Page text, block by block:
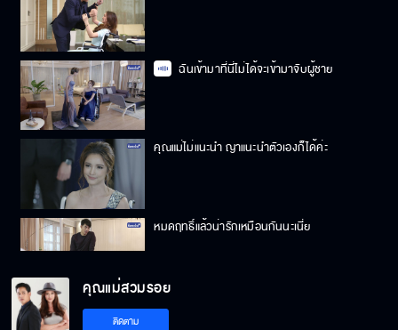
ฉันเข้ามาที่นี่ไม่ได้จะเข้ามาจับผู้ชาย
คุณแม่ไม่แนะนำ ญาแนะนำตัวเองก็ได้ค่ะ
หมดฤทธิ์แล้วน่ารักเหมือนกันนะเนี่ย
เลิศ มีเศษตัง 200 ไหม?
คุณแม่สวมรอย
ติดตาม